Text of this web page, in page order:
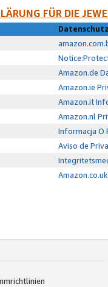
FÜR DIE
Amazon.de
Amazon.ie
Amazon.it
Amazon.nl
Informacja O
Aviso de